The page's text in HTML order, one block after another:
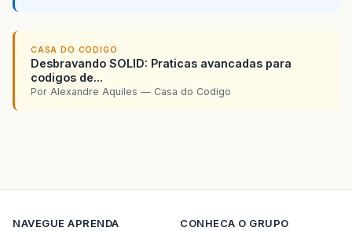
CASA DO CODIGO
Desbravando SOLID: Praticas avancadas para
codigos de...
Por Alexandre Aquiles — Casa do Codigo
NAVEGUE APRENDA
CONHECA O GRUPO